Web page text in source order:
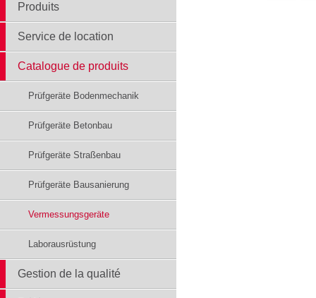
Produits
Service de location
Catalogue de produits
Prüfgeräte Bodenmechanik
Prüfgeräte Betonbau
Prüfgeräte Straßenbau
Prüfgeräte Bausanierung
Vermessungsgeräte
Laborausrüstung
Gestion de la qualité